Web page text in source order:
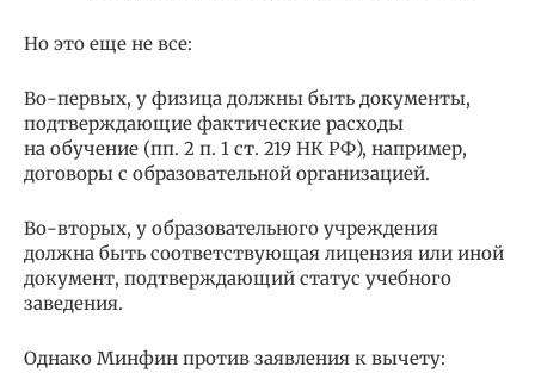
Но это еще не все:
Во-первых, у физица должны быть документы,
подтверждающие фактические расходы
на обучение (пп. 2 п. 1 ст. 219 НК РФ), например,
договоры с образовательной организацией.
Во-вторых, у образовательного учреждения
должна быть соответствующая лицензия или иной
документ, подтверждающий статус учебного
заведения.
Однако Минфин против заявления к вычету: